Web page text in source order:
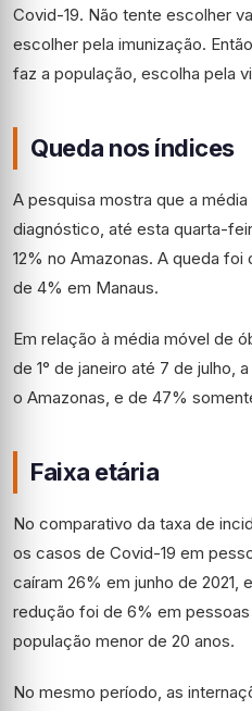
Covid-19. Não tente escolher
escolher pela imunização.
faz a população, escolha pela
Queda nos índices
A pesquisa mostra que a
diagnóstico, até esta quarta-
12% no Amazonas. A queda
de 4% em Manaus.
Em relação à média móvel de
de 1° de janeiro até 7 de julho,
o Amazonas, e de 47%
Faixa etária
No comparativo da taxa de
os casos de Covid-19 em
caíram 26% em junho de 2021,
redução foi de 6% em
população menor de 20 anos.
No mesmo período, as